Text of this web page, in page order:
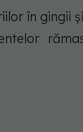
în gingii